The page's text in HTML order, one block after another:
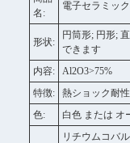
名:
電子セラミッ
形状:
円筒形; 円形;
できます
内容:
Al2O3>75%
特徴:
熱ショック耐
色:
白色 または オ
リチウムコバ